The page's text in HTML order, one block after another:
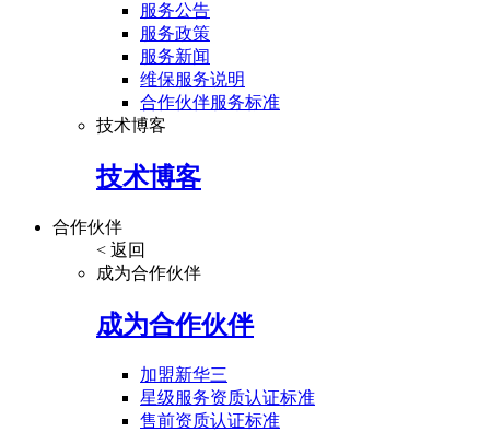
服务公告
服务政策
服务新闻
维保服务说明
合作伙伴服务标准
技术博客
技术博客
合作伙伴
< 返回
成为合作伙伴
成为合作伙伴
加盟新华三
星级服务资质认证标准
售前资质认证标准